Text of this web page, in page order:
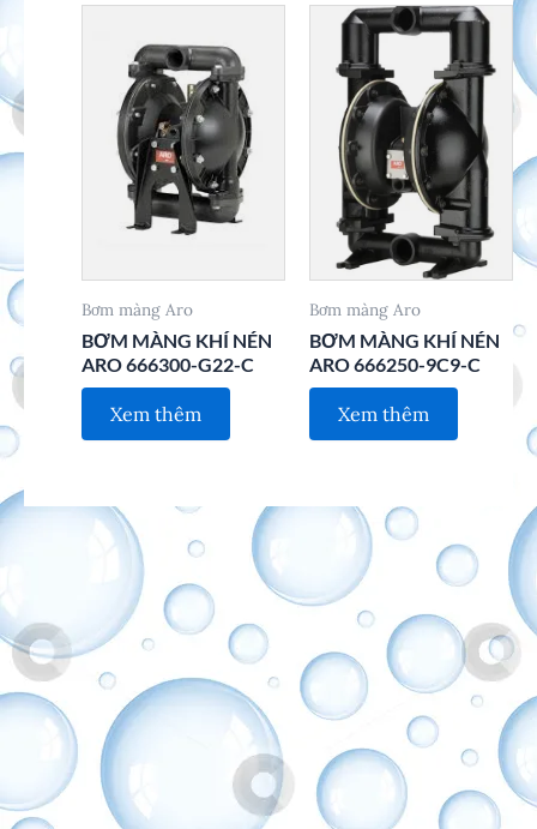
Bơm màng Aro
BƠM MÀNG KHÍ NÉN
ARO 666300-G22-C
Xem thêm
Bơm màng Aro
BƠM MÀNG KHÍ NÉN
ARO 666250-9C9-C
Xem thêm